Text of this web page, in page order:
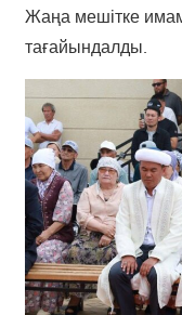
Жаңа мешітке
тағайындалды.